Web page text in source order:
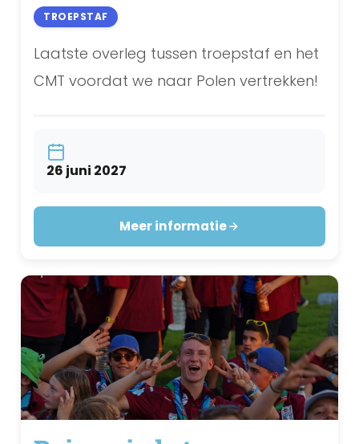
TROEPSTAF
Laatste overleg tussen troepstaf en het
CMT voordat we naar Polen vertrekken!
26 juni 2027
Meer informatie